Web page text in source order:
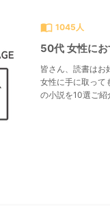
import_contacts 1045人
50代 女性に
皆さん、読書はお
女性に手に取って
の小説を10選ご紹